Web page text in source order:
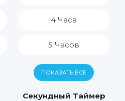
4 Часа
5 Часов
6 Часов
7 Часов
ПОКАЗАТЬ ВСЕ
Секундный Таймер